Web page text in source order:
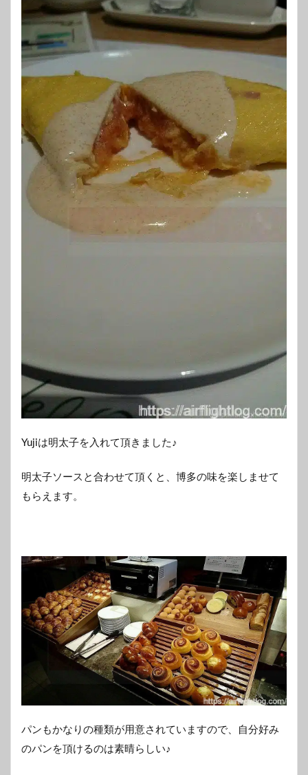
Yujiは明太子を入れて頂きました♪
明太子ソースと合わせて頂くと、博多の味を楽しませて
もらえます。
パンもかなりの種類が用意されていますので、自分好み
のパンを頂けるのは素晴らしい♪